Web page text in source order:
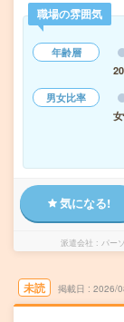
職場の雰囲気
年齢層
男女比率
気になる!
派遣会社 パー
未読 掲載日 2026/